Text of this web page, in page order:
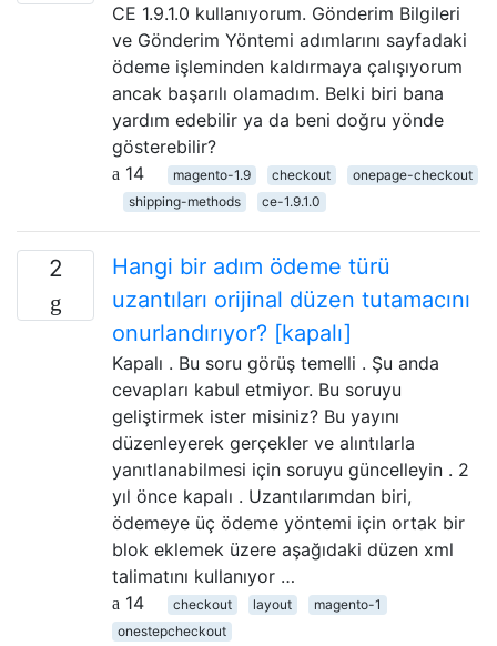
CE 1.9.1.0 kullanıyorum. Gönderim Bilgileri
ve Gönderim Yöntemi adımlarını sayfadaki
ödeme işleminden kaldırmaya çalışıyorum
ancak başarılı olamadım. Belki biri bana
yardım edebilir ya da beni doğru yönde
gösterebilir?
14
magento-1.9 checkout
onepage-checkout
shipping-methods
ce-1.9.1.0
2
Hangi bir adım ödeme türü
uzantıları orijinal düzen tutamacını
onurlandırıyor? [kapalı]
Kapalı . Bu soru görüş temelli . Şu anda
cevapları kabul etmiyor. Bu soruyu
geliştirmek ister misiniz? Bu yayını
düzenleyerek gerçekler ve alıntılarla
yanıtlanabilmesi için soruyu güncelleyin . 2
yıl önce kapalı . Uzantılarımdan biri,
ödemeye üç ödeme yöntemi için ortak bir
blok eklemek üzere aşağıdaki düzen xml
talimatını kullanıyor …
14
checkout layout
magento-1
onestepcheckout